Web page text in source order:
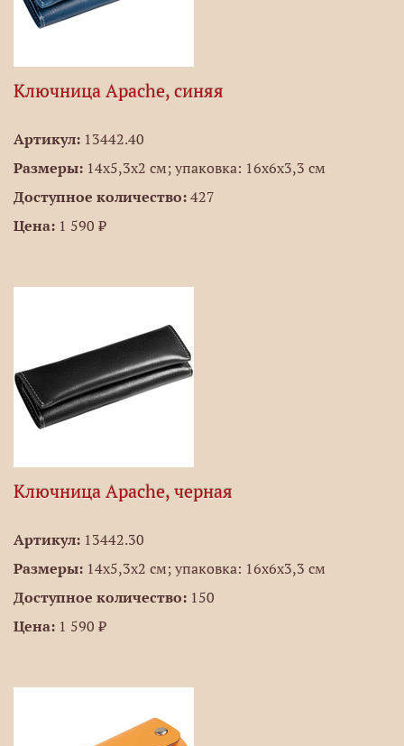
Ключница Apache, синяя
Артикул: 13442.40
Размеры: 14х5,3x2 см; упаковка: 16х6х3,3 см
Доступное количество: 427
Цена: 1 590 ₽
Ключница Apache, черная
Артикул: 13442.30
Размеры: 14х5,3x2 см; упаковка: 16х6х3,3 см
Доступное количество: 150
Цена: 1 590 ₽